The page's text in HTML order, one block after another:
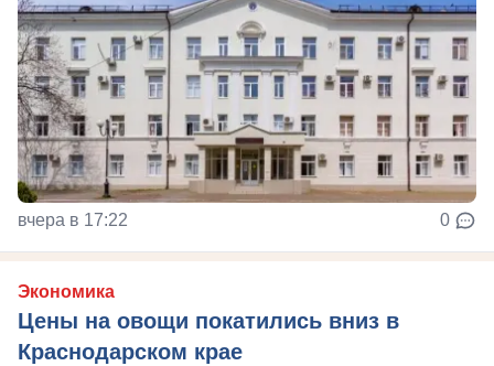
вчера в 17:22 0
Экономика
Цены на овощи покатились вниз в
Краснодарском крае